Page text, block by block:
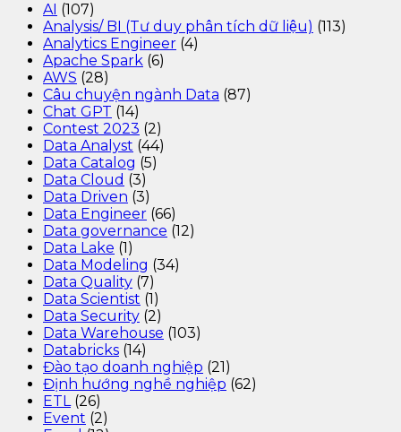
AI (107)
Analysis/ BI (Tư duy phân tích dữ liệu) (113)
Analytics Engineer (4)
Apache Spark (6)
AWS (28)
Câu chuyện ngành Data (87)
Chat GPT (14)
Contest 2023 (2)
Data Analyst (44)
Data Catalog (5)
Data Cloud (3)
Data Driven (3)
Data Engineer (66)
Data governance (12)
Data Lake (1)
Data Modeling (34)
Data Quality (7)
Data Scientist (1)
Data Security (2)
Data Warehouse (103)
Databricks (14)
Đào tạo doanh nghiệp (21)
Định hướng nghề nghiệp (62)
ETL(26)
Event (2)